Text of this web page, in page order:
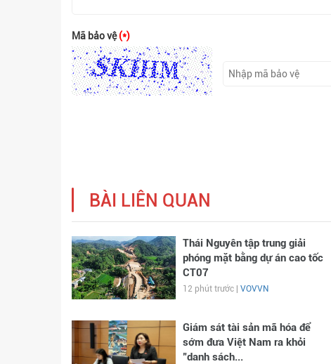
Mã bảo vệ(*)
BÀI LIÊN QUAN
Thái Nguyên tập trung giải
phóng mặt bằng dự án cao tốc
CT07
12 phút trước | VOVVN
Giám sát tài sản mã hóa để
sớm đưa Việt Nam ra khỏi
"danh sách...